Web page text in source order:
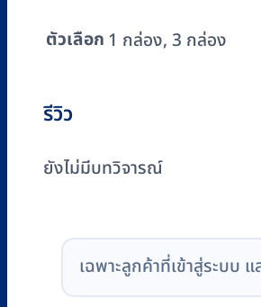
ตัวเลือก 1 กล่อง, 3 กล่อง
รีวิว
ยังไม่มีบทวิจารณ์
เฉพาะลูกค้าที่เข้าสู่ระบบ